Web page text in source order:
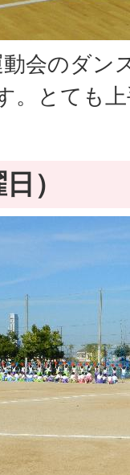
会のダン
。とても
）